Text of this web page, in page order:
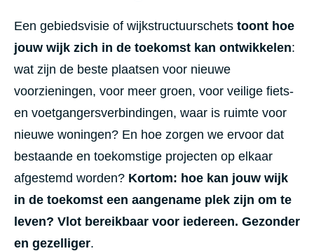
Een gebiedsvisie of wijkstructuurschets toont hoe
jouw wijk zich in de toekomst kan ontwikkelen:
wat zijn de beste plaatsen voor nieuwe
voorzieningen, voor meer groen, voor veilige fiets-
en voetgangersverbindingen, waar is ruimte voor
nieuwe woningen? En hoe zorgen we ervoor dat
bestaande en toekomstige projecten op elkaar
afgestemd worden? Kortom: hoe kan jouw wijk
in de toekomst een aangename plek zijn om te
leven? Vlot bereikbaar voor iedereen. Gezonder
en gezelliger.